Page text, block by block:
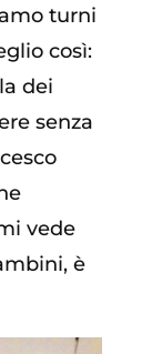
turni
così:
dei
senza
vede
è